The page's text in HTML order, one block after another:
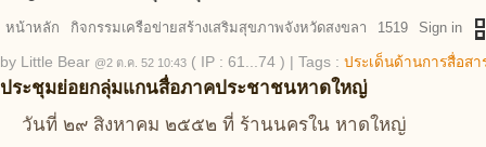
หน้าหลัก กิจกรรมเครือข่ายสร้างเสริมสุขภาพจังหวัดสงขลา 1519 Sign in
by Little Bear @2 ต.ค. 52 10:43 ( IP : 61...74 ) Tags : ประเด็นด้านการสื่อส
ประชุมย่อยกลุ่มแกนสื่อภาคประชาชนหาดใหญ่
วันที่ ๒๙ สิงหาคม ๒๕๕๒ ที่ ร้านนครใน หาดใหญ่